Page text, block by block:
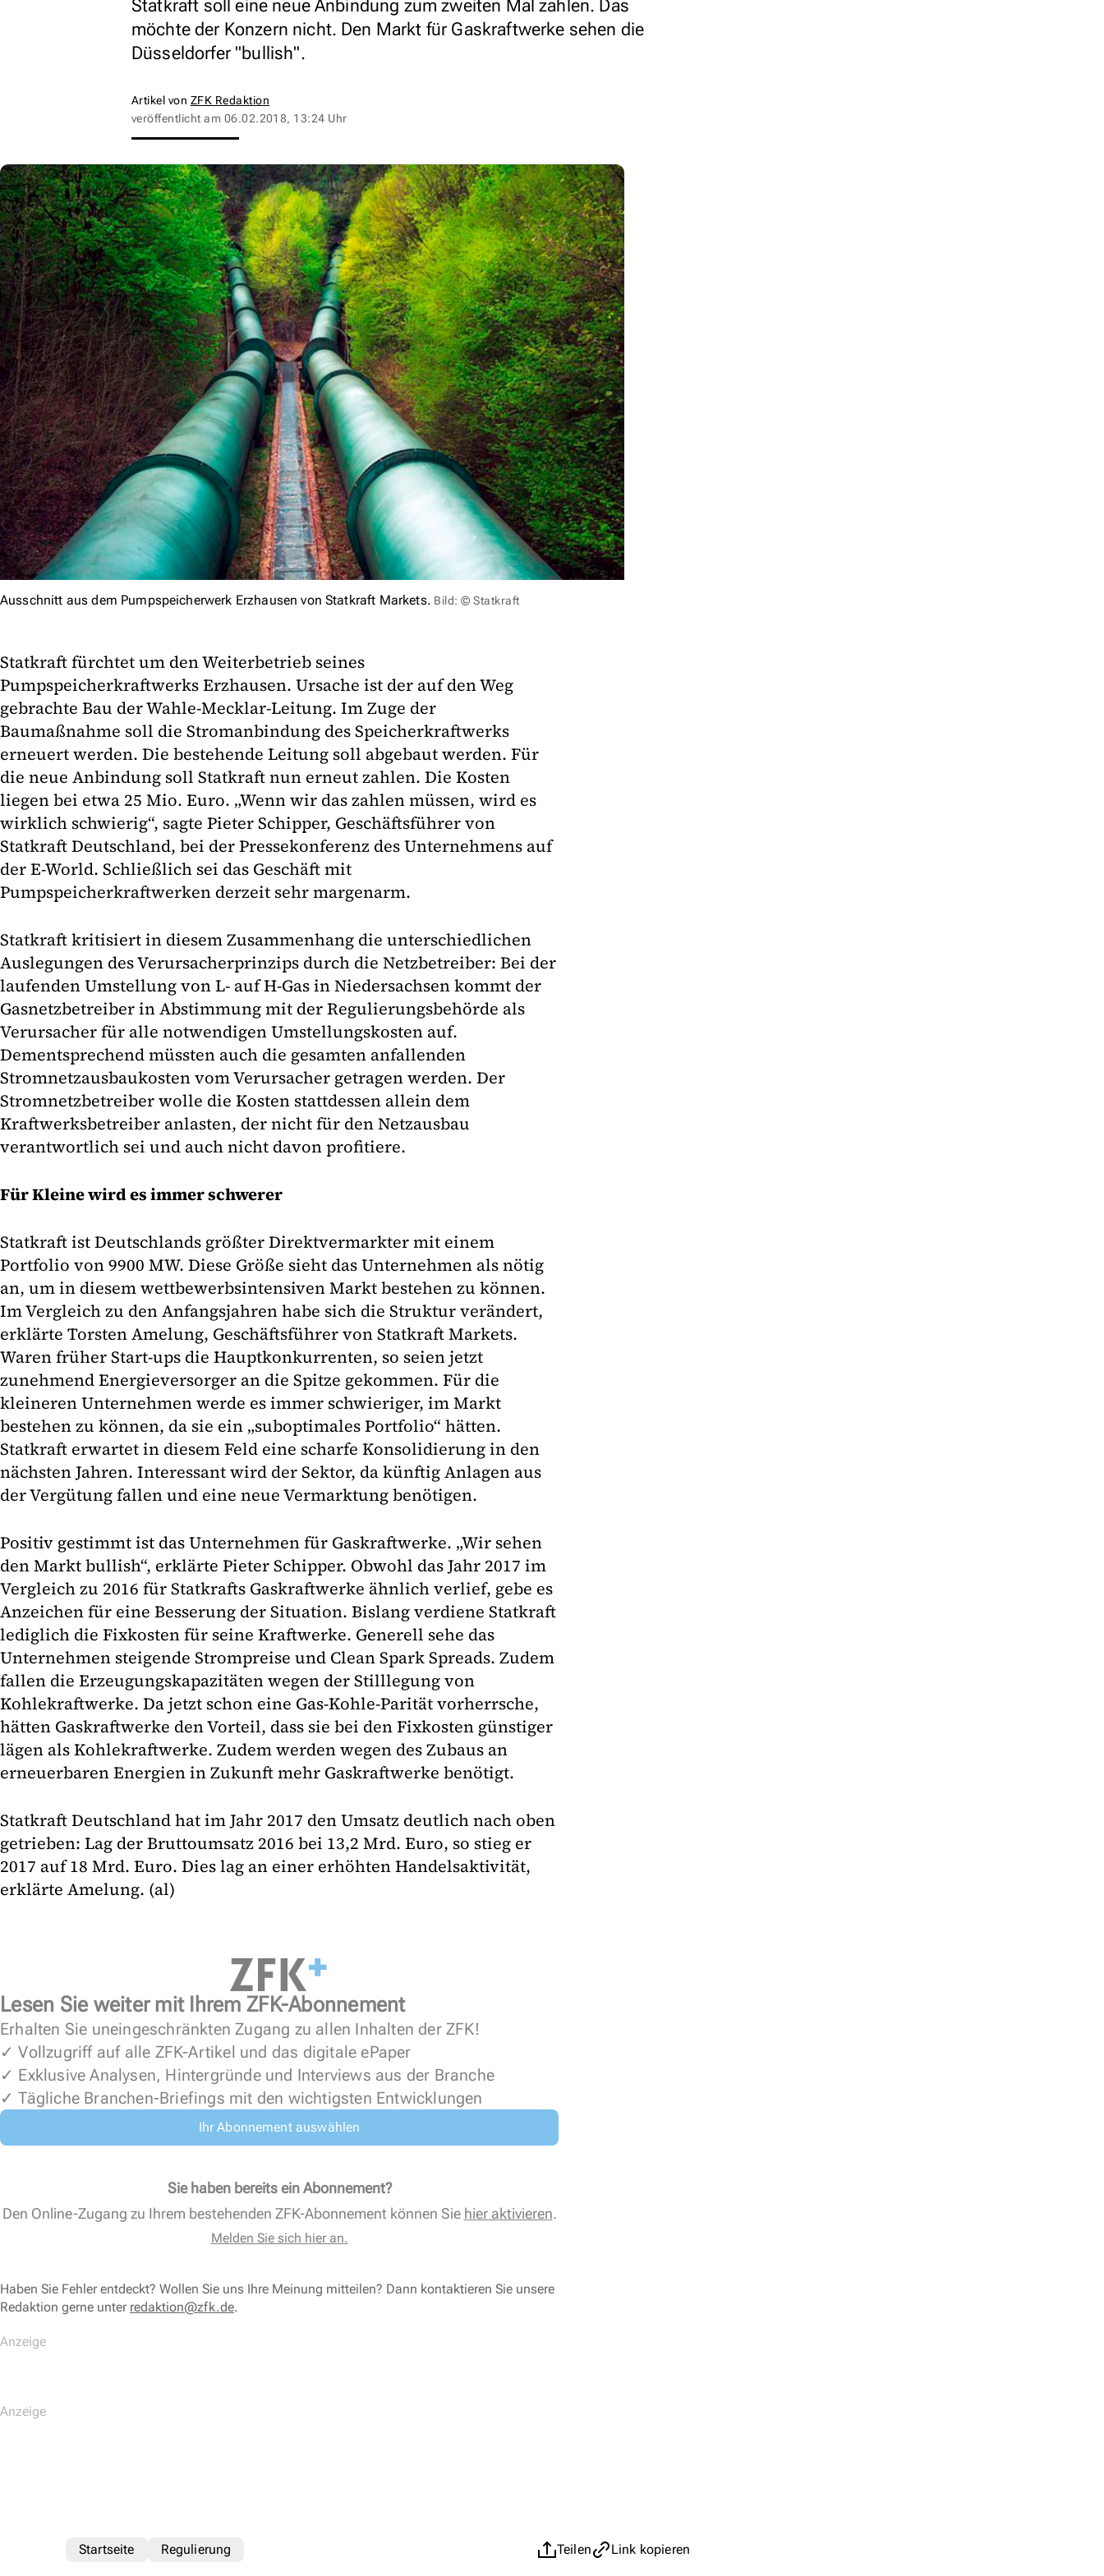
Statkraft soll eine neue Anbindung zum zweiten Mal zahlen. Das
möchte der Konzern nicht. Den Markt für Gaskraftwerke sehen die
Düsseldorfer "bullish".
Artikel von ZFK Redaktion
veröffentlicht am 06.02.2018, 13:24 Uhr
Ausschnitt aus dem Pumpspeicherwerk Erzhausen von Statkraft Markets. Bild: © Statkraft
Statkraft fürchtet um den Weiterbetrieb seines
Pumpspeicherkraftwerks Erzhausen. Ursache ist der auf den Weg
gebrachte Bau der Wahle-Mecklar-Leitung. Im Zuge der
Baumaßnahme soll die Stromanbindung des Speicherkraftwerks
erneuert werden. Die bestehende Leitung soll abgebaut werden. Für
die neue Anbindung soll Statkraft nun erneut zahlen. Die Kosten
liegen bei etwa 25 Mio. Euro. „Wenn wir das zahlen müssen, wird es
wirklich schwierig“, sagte Pieter Schipper, Geschäftsführer von
Statkraft Deutschland, bei der Pressekonferenz des Unternehmens auf
der E-World. Schließlich sei das Geschäft mit
Pumpspeicherkraftwerken derzeit sehr margenarm.
Statkraft kritisiert in diesem Zusammenhang die unterschiedlichen
Auslegungen des Verursacherprinzips durch die Netzbetreiber: Bei der
laufenden Umstellung von L- auf H-Gas in Niedersachsen kommt der
Gasnetzbetreiber in Abstimmung mit der Regulierungsbehörde als
Verursacher für alle notwendigen Umstellungskosten auf.
Dementsprechend müssten auch die gesamten anfallenden
Stromnetzausbaukosten vom Verursacher getragen werden. Der
Stromnetzbetreiber wolle die Kosten stattdessen allein dem
Kraftwerksbetreiber anlasten, der nicht für den Netzausbau
verantwortlich sei und auch nicht davon profitiere.
Für Kleine wird es immer schwerer
Statkraft ist Deutschlands größter Direktvermarkter mit einem
Portfolio von 9900 MW. Diese Größe sieht das Unternehmen als nötig
an, um in diesem wettbewerbsintensiven Markt bestehen zu können.
Im Vergleich zu den Anfangsjahren habe sich die Struktur verändert,
erklärte Torsten Amelung, Geschäftsführer von Statkraft Markets.
Waren früher Start-ups die Hauptkonkurrenten, so seien jetzt
zunehmend Energieversorger an die Spitze gekommen. Für die
kleineren Unternehmen werde es immer schwieriger, im Markt
bestehen zu können, da sie ein „suboptimales Portfolio“ hätten.
Statkraft erwartet in diesem Feld eine scharfe Konsolidierung in den
nächsten Jahren. Interessant wird der Sektor, da künftig Anlagen aus
der Vergütung fallen und eine neue Vermarktung benötigen.
Positiv gestimmt ist das Unternehmen für Gaskraftwerke. „Wir sehen
den Markt bullish“, erklärte Pieter Schipper. Obwohl das Jahr 2017 im
Vergleich zu 2016 für Statkrafts Gaskraftwerke ähnlich verlief, gebe es
Anzeichen für eine Besserung der Situation. Bislang verdiene Statkraft
lediglich die Fixkosten für seine Kraftwerke. Generell sehe das
Unternehmen steigende Strompreise und Clean Spark Spreads. Zudem
fallen die Erzeugungskapazitäten wegen der Stilllegung von
Kohlekraftwerke. Da jetzt schon eine Gas-Kohle-Parität vorherrsche,
hätten Gaskraftwerke den Vorteil, dass sie bei den Fixkosten günstiger
lägen als Kohlekraftwerke. Zudem werden wegen des Zubaus an
erneuerbaren Energien in Zukunft mehr Gaskraftwerke benötigt.
Statkraft Deutschland hat im Jahr 2017 den Umsatz deutlich nach oben
getrieben: Lag der Bruttoumsatz 2016 bei 13,2 Mrd. Euro, so stieg er
2017 auf 18 Mrd. Euro. Dies lag an einer erhöhten Handelsaktivität,
erklärte Amelung. (al)
Lesen Sie weiter mit Ihrem ZFK-Abonnement
Erhalten Sie uneingeschränkten Zugang zu allen Inhalten der ZFK!
✓ Vollzugriff auf alle ZFK-Artikel und das digitale ePaper
✓ Exklusive Analysen, Hintergründe und Interviews aus der Branche
✓ Tägliche Branchen-Briefings mit den wichtigsten Entwicklungen
Ihr Abonnement auswählen
Sie haben bereits ein Abonnement?
Den Online-Zugang zu Ihrem bestehenden ZFK-Abonnement können Sie hier aktivieren.
Melden Sie sich hier an.
Haben Sie Fehler entdeckt? Wollen Sie uns Ihre Meinung mitteilen? Dann kontaktieren Sie unsere
Redaktion gerne unter redaktion@zfk.de.
Teilen Link kopieren
Startseite Regulierung